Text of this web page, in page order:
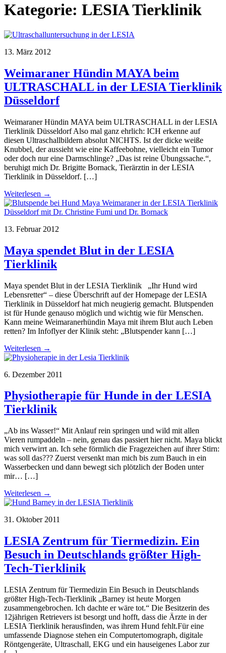
Kategorie: LESIA Tierklinik
13. März 2012
Weimaraner Hündin MAYA beim
ULTRASCHALL in der LESIA Tierklinik
Düsseldorf
Weimaraner Hündin MAYA beim ULTRASCHALL in der LESIA
Tierklinik Düsseldorf Also mal ganz ehrlich: ICH erkenne auf
diesen Ultraschallbildern absolut NICHTS. Ist der dicke weiße
Knubbel, der aussieht wie eine Kaffeebohne, vielleicht ein Tumor
oder doch nur eine Darmschlinge? „Das ist reine Übungssache.“,
beruhigt mich Dr. Brigitte Bornack, Tierärztin in der LESIA
Tierklinik in Düsseldorf. […]
Weiterlesen →
13. Februar 2012
Maya spendet Blut in der LESIA
Tierklinik
Maya spendet Blut in der LESIA Tierklinik „Ihr Hund wird
Lebensretter“ – diese Überschrift auf der Homepage der LESIA
Tierklinik in Düsseldorf hat mich neugierig gemacht. Blutspenden
ist für Hunde genauso möglich und wichtig wie für Menschen.
Kann meine Weimaranerhündin Maya mit ihrem Blut auch Leben
retten? Im Infoflyer der Klinik steht: „Blutspender kann […]
Weiterlesen →
6. Dezember 2011
Physiotherapie für Hunde in der LESIA
Tierklinik
„Ab ins Wasser!“ Mit Anlauf rein springen und wild mit allen
Vieren rumpaddeln – nein, genau das passiert hier nicht. Maya blickt
mich verwirrt an. Ich sehe förmlich die Fragezeichen auf ihrer Stirn:
was soll das??? Zuerst versenkt man mich bis zum Bauch in ein
Wasserbecken und dann bewegt sich plötzlich der Boden unter
mir… […]
Weiterlesen →
31. Oktober 2011
LESIA Zentrum für Tiermedizin. Ein
Besuch in Deutschlands größter High-
Tech-Tierklinik
LESIA Zentrum für Tiermedizin Ein Besuch in Deutschlands
größter High-Tech-Tierklinik „Barney ist heute Morgen
zusammengebrochen. Ich dachte er wäre tot.“ Die Besitzerin des
12jährigen Retrievers ist besorgt und hofft, dass die Ärzte in der
LESIA Tierklinik herausfinden, was ihrem Hund fehlt.Für eine
umfassende Diagnose stehen ein Computertomograph, digitale
Röntgengeräte, Ultraschall, EKG und ein hauseigenes Labor zur